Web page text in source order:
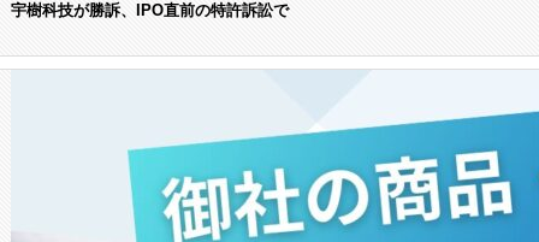
宇樹科技が勝訴、IPO直前の特許訴訟で